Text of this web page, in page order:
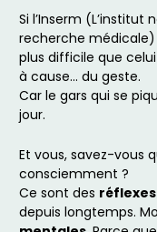
Si l’Inserm
recherche médicale)
plus difficile que
à cause… du geste.
Car le gars qui se
jour.
Et vous, savez-vous
consciemment ?
Ce sont des
depuis longtemps.